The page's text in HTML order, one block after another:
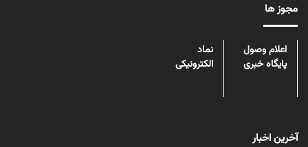
مجوز ها
اعلام وصول
پایگاه خبری
نماد
الکترونیکی
آخرین اخبار